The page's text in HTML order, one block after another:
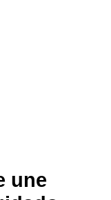
une